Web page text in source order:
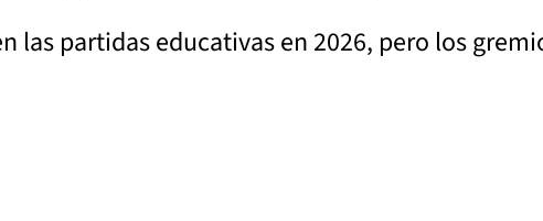
las partidas educativas en 2026, pero los